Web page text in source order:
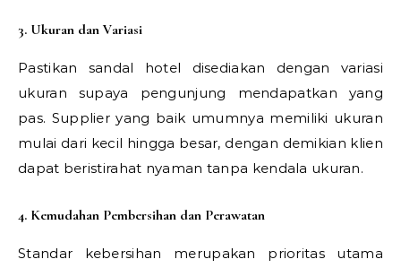
3. Ukuran dan Variasi
Pastikan sandal hotel disediakan dengan variasi
ukuran supaya pengunjung mendapatkan yang
pas. Supplier yang baik umumnya memiliki ukuran
mulai dari kecil hingga besar, dengan demikian klien
dapat beristirahat nyaman tanpa kendala ukuran.
4. Kemudahan Pembersihan dan Perawatan
Standar kebersihan merupakan prioritas utama